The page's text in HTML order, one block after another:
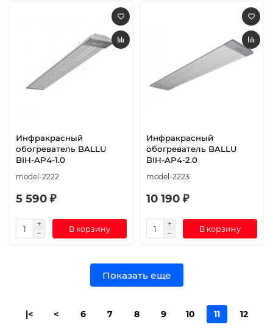
Инфракрасный
обогреватель BALLU
BIH-AP4-1.0
model-2222
5 590 ₽
В корзину
Инфракрасный
обогреватель BALLU
BIH-AP4-2.0
model-2223
10 190 ₽
В корзину
Показать еще
|< < 6 7 8 9 10 11 12